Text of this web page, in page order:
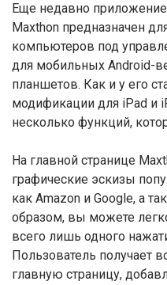
Еще недавно приложение
Maxthon предназначен
компьютеров под
для мобильных Android-
планшетов. Как и у его
модификации для iPad и
несколько функций,
На главной странице
графические эскизы
как Amazon и Google, а
образом, вы можете
всего лишь одного
Пользователь получает
главную страницу,